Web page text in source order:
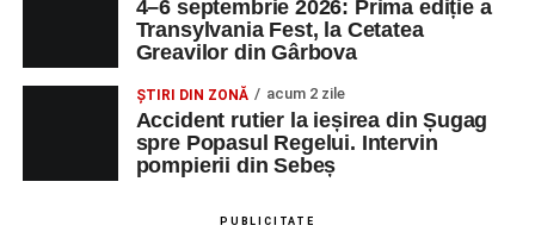
motocicletă
4–6 septembrie 2026: Prima ediție a Transylvania
Fest, la Cetatea Greavilor din Gârbova
4–6 septembrie 2026: Prima ediție a
Transylvania Fest, la Cetatea
Greavilor din Gârbova
ȘTIRI DIN ZONĂ acum 2 zile
Accident rutier la ieșirea din Șugag
spre Popasul Regelui. Intervin
pompierii din Sebeș
PUBLICITATE